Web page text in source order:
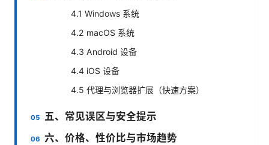
4.1 Windows 系统
4.2 macOS 系统
4.3 Android 设备
4.4 iOS 设备
4.5 代理与浏览器扩展（快速方案）
五、常见误区与安全提示
六、价格、性价比与市场趋势